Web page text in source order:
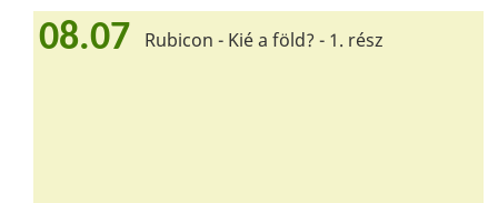
08.07 Rubicon - Kié a föld? - 1. rész